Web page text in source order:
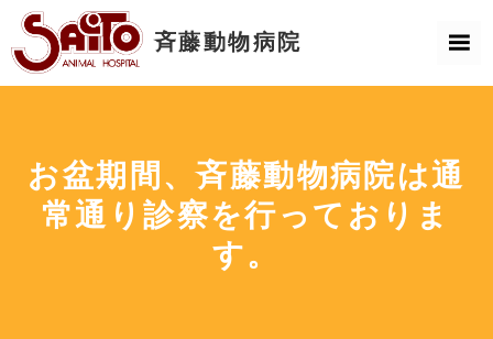
お盆期間、斉藤動物病院は通
常通り診察を行っておりま
す。